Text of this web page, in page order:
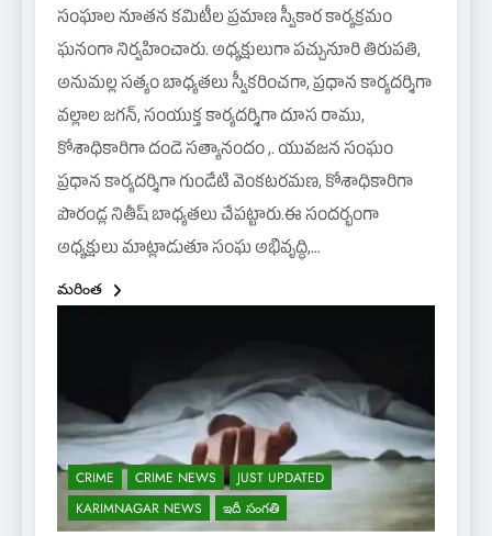
సంఘాల నూతన కమిటీల ప్రమాణ స్వీకార కార్యక్రమం
ఘనంగా నిర్వహించారు. అధ్యక్షులుగా పచ్చునూరి తిరుపతి,
అనుమల్ల సత్యం బాధ్యతలు స్వీకరించగా, ప్రధాన కార్యదర్శిగా
వల్లాల జగన్, సంయుక్త కార్యదర్శిగా దూస రాము,
కోశాధికారిగా దండె సత్యానందం ,. యువజన సంఘం
ప్రధాన కార్యదర్శిగా గుండేటి వెంకటరమణ, కోశాధికారిగా
పొరండ్ల నితీష్ బాధ్యతలు చేపట్టారు.ఈ సందర్భంగా
అధ్యక్షులు మాట్లాడుతూ సంఘ అభివృద్ధి,…
మరింత
CRIME CRIME NEWS
JUST UPDATED
KARIMNAGAR NEWS
ఇదీ సంగతి